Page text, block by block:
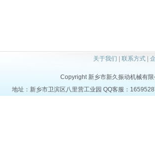
关于我们 | 联系方式|
Copyright 新乡市新久振动机械有
地址：新乡市卫滨区八里营工业园 QQ客服：